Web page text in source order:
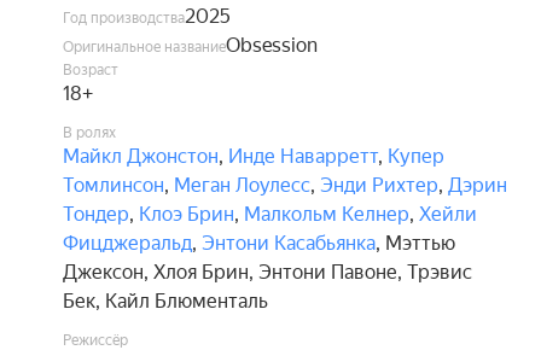
Год производства2025
Оригинальное названиеObsession
Возраст
18+
В ролях
Майкл Джонстон, Инде Наварретт, Купер
Томлинсон, Меган Лоулесс, Энди Рихтер, Дэрин
Тондер, Клоэ Брин, Малкольм Келнер, Хейли
Фицджеральд, Энтони Касабьянка, Мэттью
Джексон, Хлоя Брин, Энтони Павоне, Трэвис
Бек, Кайл Блюменталь
Режиссёр